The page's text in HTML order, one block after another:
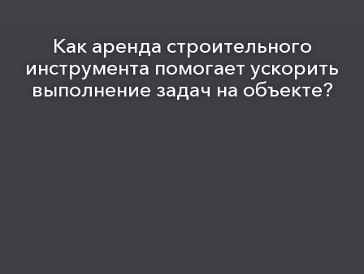
Как аренда строительного
инструмента помогает ускорить
выполнение задач на объекте?